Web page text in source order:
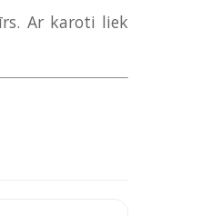
Ar karoti liek